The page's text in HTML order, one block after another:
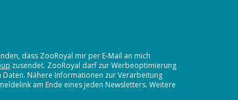
dass ZooRoyal mir per E-Mail an mich
zusendet. ZooRoyal darf zur Werbeoptimierung
Nähere Informationen zur Verarbeitung
am Ende eines jeden Newsletters. Weitere